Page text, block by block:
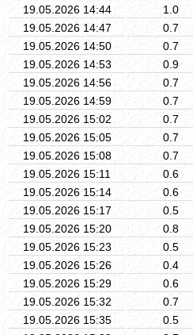
19.05.2026 14:44
1.0
19.05.2026 14:47
0.7
19.05.2026 14:50
0.7
19.05.2026 14:53
0.9
19.05.2026 14:56
0.7
19.05.2026 14:59
0.7
19.05.2026 15:02
0.7
19.05.2026 15:05
0.7
19.05.2026 15:08
0.7
19.05.2026 15:11
0.6
19.05.2026 15:14
0.6
19.05.2026 15:17
0.5
19.05.2026 15:20
0.8
19.05.2026 15:23
0.5
19.05.2026 15:26
0.4
19.05.2026 15:29
0.6
19.05.2026 15:32
0.7
19.05.2026 15:35
0.5